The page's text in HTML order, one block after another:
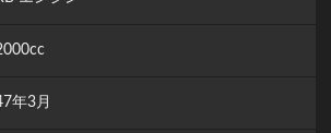
年3月